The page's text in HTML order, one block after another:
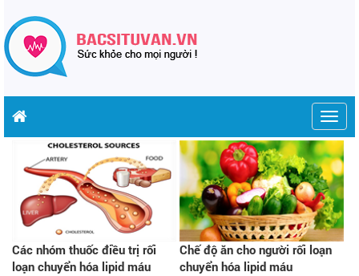
Các nhóm thuốc điều trị rối
loạn chuyển hóa lipid máu
Chế độ ăn cho người rối loạn
chuyển hóa lipid máu